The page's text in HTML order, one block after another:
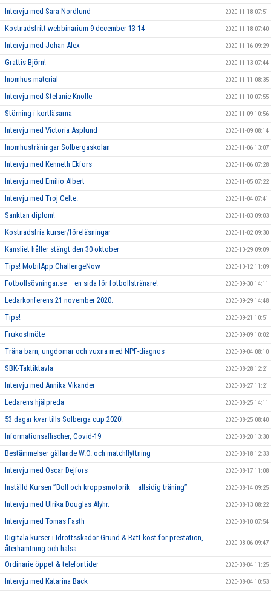
Intervju med Sara Nordlund 2020-11-18 07:51
Kostnadsfritt webbinarium 9 december 13-14 2020-11-18 07:40
Intervju med Johan Alex 2020-11-16 09:29
Grattis Björn! 2020-11-13 07:44
Inomhus material 2020-11-11 08:35
Intervju med Stefanie Knolle 2020-11-10 07:55
Störning i kortläsarna 2020-11-09 10:56
Intervju med Victoria Asplund 2020-11-09 08:14
Inomhusträningar Solbergaskolan 2020-11-06 13:07
Intervju med Kenneth Ekfors 2020-11-06 07:28
Intervju med Emilio Albert 2020-11-05 07:22
Intervju med Troj Celte. 2020-11-04 07:41
Sanktan diplom! 2020-11-03 09:03
Kostnadsfria kurser/föreläsningar 2020-11-02 09:30
Kansliet håller stängt den 30 oktober 2020-10-29 09:09
Tips! MobilApp ChallengeNow 2020-10-12 11:09
Fotbollsövningar.se – en sida för fotbollstränare! 2020-09-30 14:11
Ledarkonferens 21 november 2020. 2020-09-29 14:48
Tips! 2020-09-21 10:51
Frukostmöte 2020-09-09 10:02
Träna barn, ungdomar och vuxna med NPF-diagnos 2020-09-04 08:10
SBK-Taktiktavla 2020-08-28 12:21
Intervju med Annika Vikander 2020-08-27 11:21
Ledarens hjälpreda 2020-08-25 14:11
53 dagar kvar tills Solberga cup 2020! 2020-08-25 08:40
Informationsaffischer, Covid-19 2020-08-20 13:30
Bestämmelser gällande W.O. och matchflyttning 2020-08-18 12:33
Intervju med Oscar Dejfors 2020-08-17 11:08
Inställd Kursen ”Boll och kroppsmotorik – allsidig träning” 2020-08-14 09:25
Intervju med Ulrika Douglas Alyhr. 2020-08-13 08:22
Intervju med Tomas Fasth 2020-08-10 07:54
Digitala kurser i Idrottsskador Grund & Rätt kost för prestation,
återhämtning och hälsa
2020-08-06 09:47
Ordinarie öppet & telefontider 2020-08-04 11:25
Intervju med Katarina Back 2020-08-04 10:53